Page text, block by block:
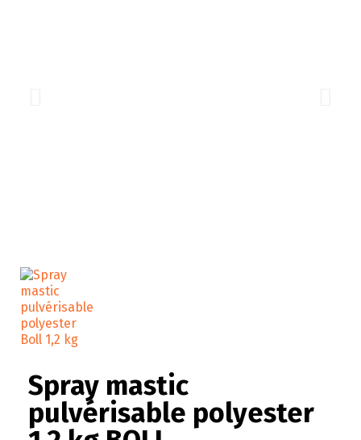
Spray mastic
pulvérisable polyester